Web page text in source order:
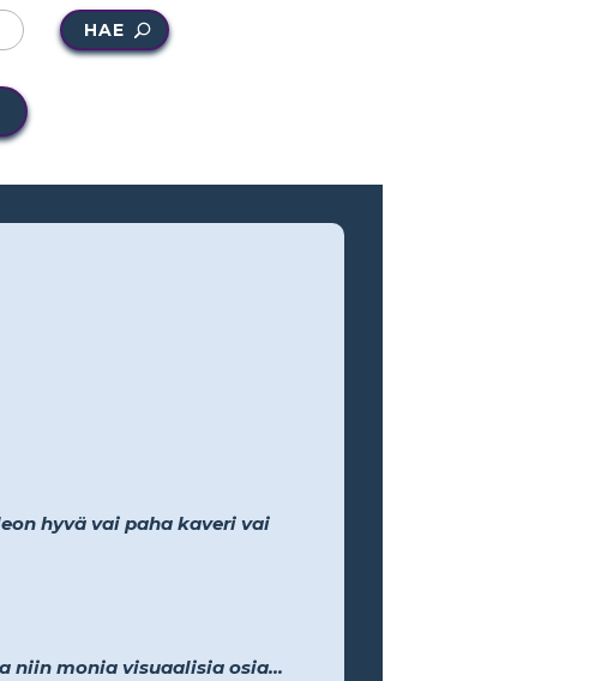
HAE
hyvä vai paha kaveri vai
niin monia visuaalisia osia...